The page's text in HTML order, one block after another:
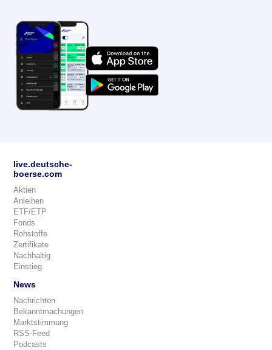
live.deutsche-
boerse.com
Aktien
Anleihen
ETF/ETP
Fonds
Rohstoffe
Zertifikate
Nachhaltig
Einstieg
News
Nachrichten
Bekanntmachungen
Marktstimmung
RSS-Feed
Podcasts